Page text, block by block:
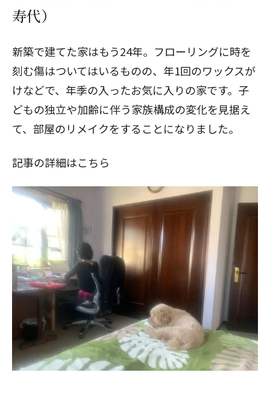
寿代）
新築で建てた家はもう24年。フローリングに時を
刻む傷はついてはいるものの、年1回のワックスが
けなどで、年季の入ったお気に入りの家です。子
どもの独立や加齢に伴う家族構成の変化を見据え
て、部屋のリメイクをすることになりました。
記事の詳細はこちら